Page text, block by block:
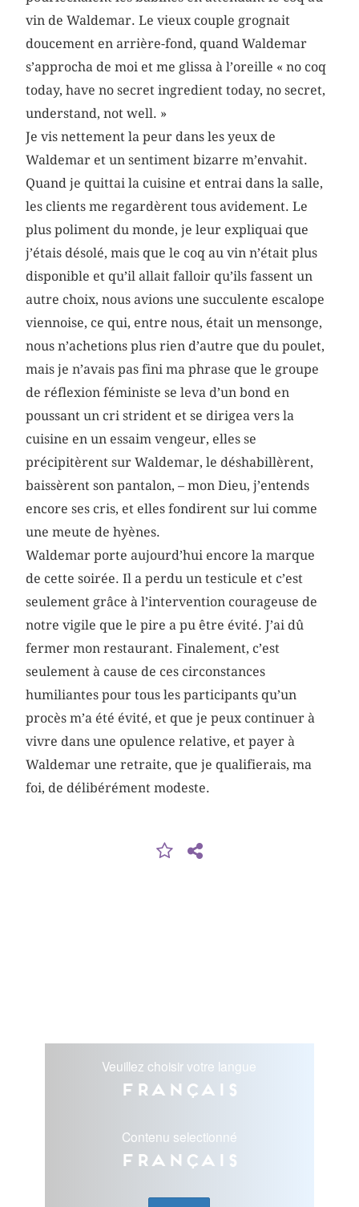
vin de Waldemar. Le vieux couple grognait
doucement en arrière-fond, quand Waldemar
s’approcha de moi et me glissa à l’oreille « no coq
today, have no secret ingredient today, no secret,
understand, not well. »
Je vis nettement la peur dans les yeux de
Waldemar et un sentiment bizarre m’envahit.
Quand je quittai la cuisine et entrai dans la salle,
les clients me regardèrent tous avidement. Le
plus poliment du monde, je leur expliquai que
j’étais désolé, mais que le coq au vin n’était plus
disponible et qu’il allait falloir qu’ils fassent un
autre choix, nous avions une succulente escalope
viennoise, ce qui, entre nous, était un mensonge,
nous n’achetions plus rien d’autre que du poulet,
mais je n’avais pas fini ma phrase que le groupe
de réflexion féministe se leva d’un bond en
poussant un cri strident et se dirigea vers la
cuisine en un essaim vengeur, elles se
précipitèrent sur Waldemar, le déshabillèrent,
baissèrent son pantalon, – mon Dieu, j’entends
encore ses cris, et elles fondirent sur lui comme
une meute de hyènes.
Waldemar porte aujourd’hui encore la marque
de cette soirée. Il a perdu un testicule et c’est
seulement grâce à l’intervention courageuse de
notre vigile que le pire a pu être évité. J’ai dû
fermer mon restaurant. Finalement, c’est
seulement à cause de ces circonstances
humiliantes pour tous les participants qu’un
procès m’a été évité, et que je peux continuer à
vivre dans une opulence relative, et payer à
Waldemar une retraite, que je qualifierais, ma
foi, de délibérément modeste.
Veuillez choisir votre langue
Français
Contenu selectionné
Français